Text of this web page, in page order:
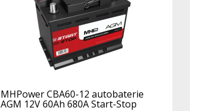
MHPower CBA60-12 autobaterie
AGM 12V 60Ah 680A Start-Stop